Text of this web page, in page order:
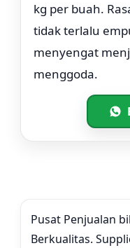
kg per buah.
tidak terlalu
menyengat
menggoda.
Pusat Penjualan
Berkualitas.